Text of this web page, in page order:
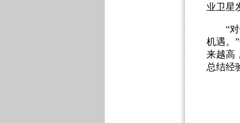
业卫星
“对长
机遇。
来越高
总结经